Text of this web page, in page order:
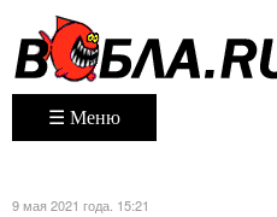
☰ Меню
9 мая 2021 года. 15:21